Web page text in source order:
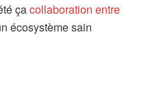
çacollaboration entre
écosystème sain